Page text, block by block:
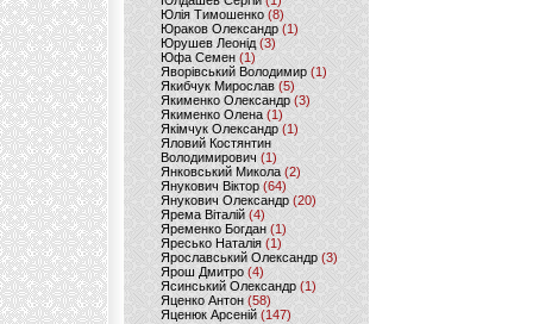
Юлія Тимошенко (8)
Юраков Олександр (1)
Юрушев Леонід (3)
Юфа Семен (1)
Яворівський Володимир (1)
Якибчук Мирослав (5)
Якименко Олександр (3)
Якименко Олена(1)
Якімчук Олександр (1)
Яловий Костянтин
Володимирович (1)
Янковський Микола(2)
Янукович Віктор (64)
Янукович Олександр(20)
Ярема Віталій(4)
Яременко Богдан(1)
Яресько Наталія(1)
Ярославський Олександр (3)
Ярош Дмитро (4)
Ясинський Олександр (1)
Яценко Антон(58)
Яценюк Арсеній (147)